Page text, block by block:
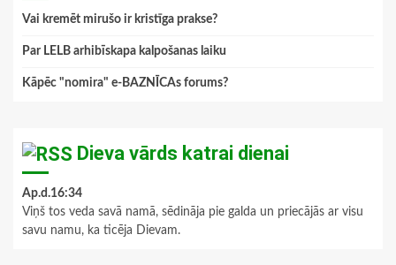
Vai kremēt mirušo ir kristīga prakse?
Par LELB arhibīskapa kalpošanas laiku
Kāpēc "nomira" e-BAZNĪCAs forums?
Dieva vārds katrai dienai
Ap.d.16:34
Viņš tos veda savā namā, sēdināja pie galda un priecājās ar visu
savu namu, ka ticēja Dievam.